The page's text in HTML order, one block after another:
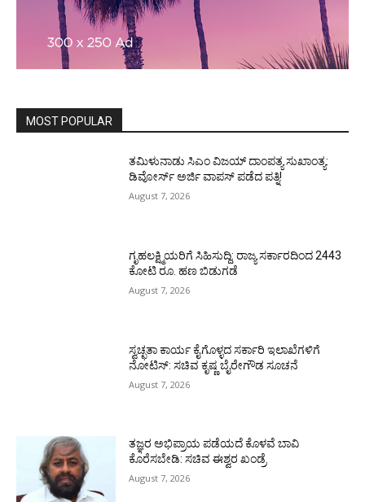
MOST POPULAR
ತಮಿಳುನಾಡು ಸಿಎಂ ವಿಜಯ್‌ ದಾಂಪತ್ಯ ಸುಖಾಂತ್ಯ:
ಡಿವೋರ್ಸ್‌ ಅರ್ಜಿ ವಾಪಸ್‌ ಪಡೆದ ಪತ್ನಿ!
August 7, 2026
ಗೃಹಲಕ್ಷ್ಮಿಯರಿಗೆ ಸಿಹಿಸುದ್ದಿ: ರಾಜ್ಯ ಸರ್ಕಾರದಿಂದ 2443
ಕೋಟಿ ರೂ. ಹಣ ಬಿಡುಗಡೆ
August 7, 2026
ಸ್ವಚ್ಛತಾ ಕಾರ್ಯ ಕೈಗೊಳ್ಳದ ಸರ್ಕಾರಿ ಇಲಾಖೆಗಳಿಗೆ
ನೋಟಿಸ್: ಸಚಿವ ಕೃಷ್ಣ ಬೈರೇಗೌಡ ಸೂಚನೆ
August 7, 2026
ತಜ್ಞರ ಅಭಿಪ್ರಾಯ ಪಡೆಯದೆ ಕೊಳವೆ ಬಾವಿ
ಕೊರೆಸಬೇಡಿ: ಸಚಿವ ಈಶ್ವರ ಖಂಡ್ರೆ
August 7, 2026